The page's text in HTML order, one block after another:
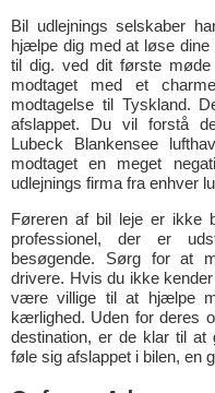
Bil udlejnings selskaber
hjælpe dig med at løse dine
til dig. ved dit første
modtaget med et
modtagelse til Tyskland.
afslappet. Du vil forstå
Lubeck Blankensee
modtaget en meget
udlejnings firma fra enhver
Føreren af bil leje er ikke
professionel, der er
besøgende. Sørg for at
drivere. Hvis du ikke
være villige til at hjælpe
kærlighed. Uden for deres
destination, er de klar til
føle sig afslappet i bilen, en